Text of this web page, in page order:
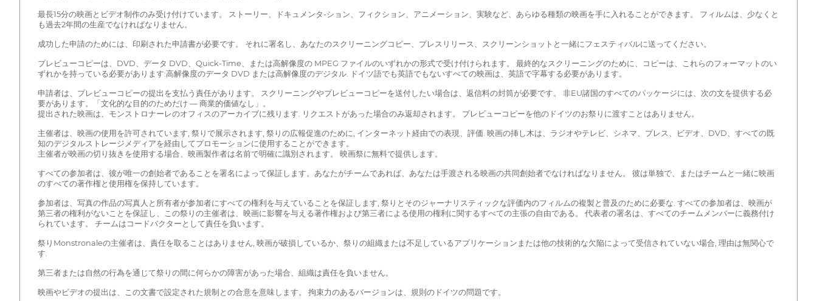
最長15分の映画とビデオ制作のみ受け付けています。 ストーリー、ドキュメンタ-ション、フィクション、アニメーション、実験など、あらゆる種類の映画を手に入れることができます。 フィルムは、少なくと
も過去2年間の生産でなければなりません。
成功した申請のためには、印刷された申請書が必要です。 それに署名し、あなたのスクリーニングコピー、プレスリリース、スクリーンショットと一緒にフェスティバルに送ってください。
プレビューコピーは、DVD、データ DVD、Quick-Time、または高解像度の MPEG ファイルのいずれかの形式で受け付けられます。 最終的なスクリーニングのために、コピーは、これらのフォーマットのい
ずれかを持っている必要があります:高解像度のデータ DVD または高解像度のデジタル. ドイツ語でも英語でもないすべての映画は、英語で字幕する必要があります。
申請者は、プレビューコピーの提出を支払う責任があります。 スクリーニングやプレビューコピーを送付したい場合は、返信料の封筒が必要です。 非EU諸国のすべてのパッケージには、次の文を提供する必
要があります。「文化的な目的のためだけ — 商業的価値なし」。
提出された映画は、モンストロナーレのオフィスのアーカイブに残ります. リクエストがあった場合のみ返却されます。 プレビューコピーを他のドイツのお祭りに渡すことはありません。
主催者は、映画の使用を許可されています, 祭りで展示されます, 祭りの広報促進のために, インターネット経由での表現、評価. 映画の挿し木は、ラジオやテレビ、シネマ、プレス、ビデオ、DVD、すべての既
知のデジタルストレージメディアを経由してプロモーションに使用することができます。
主催者が映画の切り抜きを使用する場合、映画製作者は名前で明確に識別されます。 映画祭に無料で提供します。
すべての参加者は、彼が唯一の創始者であることを署名によって保証します。あなたがチームであれば、あなたは手渡される映画の共同創始者でなければなりません。 彼は単独で、またはチームと一緒に映画
のすべての著作権と使用権を保持しています。
参加者は、写真の作品の写真人と所有者が参加者にすべての権利を与えていることを保証します, 祭りとそのジャーナリスティックな評価内のフィルムの複製と普及のために必要な. すべての参加者は、映画が
第三者の権利がないことを保証し、この祭りの主催者は、映画に影響を与える著作権および第三者による使用の権利に関するすべての主張の自由である。 代表者の署名は、すべてのチームメンバーに義務付け
られています。 チームはコードバクターとして責任を負います。
祭りMonstronaleの主催者は、責任を取ることはありません, 映画が破損しているか、祭りの組織または不足しているアプリケーションまたは他の技術的な欠陥によって受信されていない場合, 理由は無関心で
す.
第三者または自然の行為を通じて祭りの間に何らかの障害があった場合、組織は責任を負いません。
映画やビデオの提出は、この文書で設定された規制との合意を意味します。 拘束力のあるバージョンは、規則のドイツの問題です。